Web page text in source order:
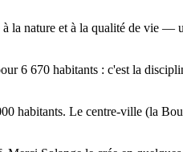
la nature et à la qualité de vie —
6 670 habitants : c'est la
habitants. Le centre-ville (la